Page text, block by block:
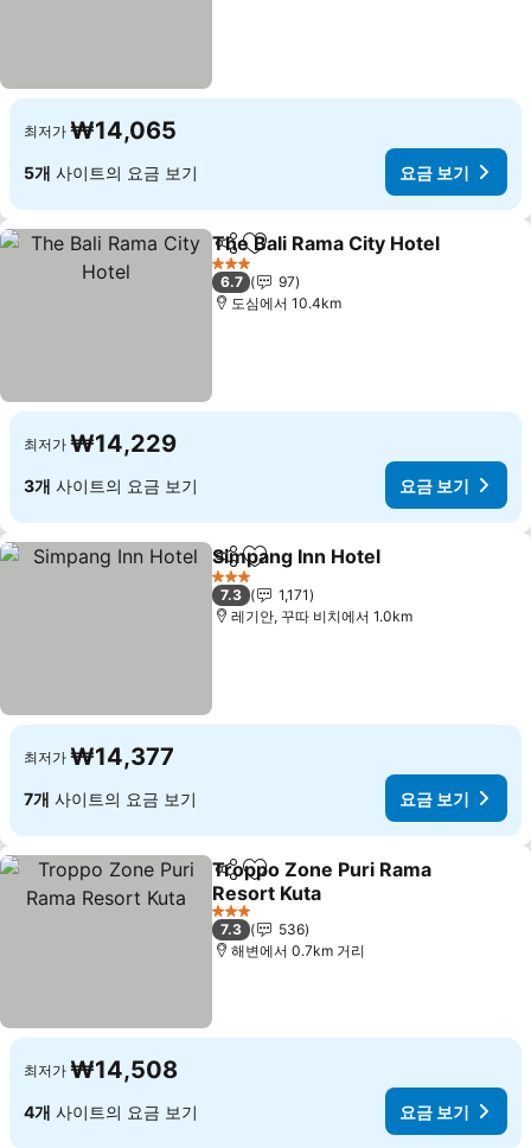
최저가 ₩14,065
5개 사이트의 요금 보기 요금 보기
공유 즐겨찾기에 추가
The Bali Rama City Hotel
3 성급
6.7
97
도심에서 10.4km
최저가 ₩14,229
3개 사이트의 요금 보기 요금 보기
공유 즐겨찾기에 추가
Simpang Inn Hotel
3 성급
7.3
1,171
레기안, 꾸따 비치에서 1.0km
최저가 ₩14,377
7개 사이트의 요금 보기 요금 보기
공유 즐겨찾기에 추가
Troppo Zone Puri Rama
Resort Kuta
3 성급
7.3
536
해변에서 0.7km 거리
최저가 ₩14,508
4개 사이트의 요금 보기 요금 보기